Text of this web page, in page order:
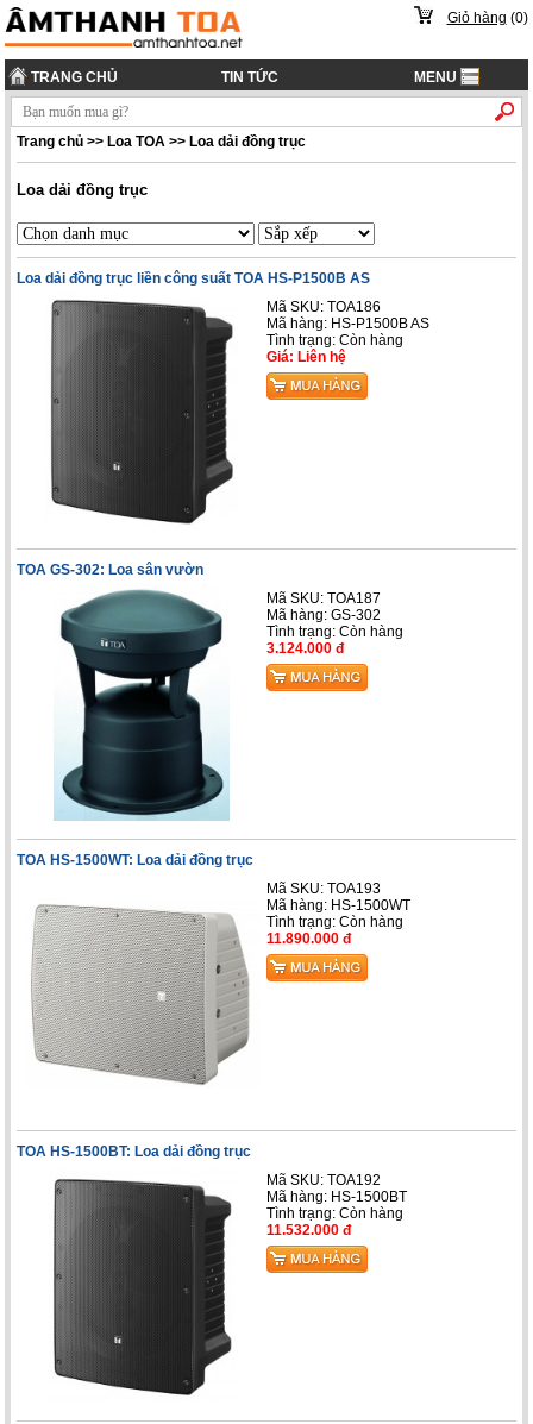
Giỏ hàng (0)
TRANG CHỦ TIN TỨC MENU
Trang chủ >> Loa TOA >> Loa dải đồng trục
Loa dải đồng trục
Loa dải đồng trục liền công suất TOA HS-P1500B AS
Mã SKU: TOA186
Mã hàng: HS-P1500B AS
Tình trạng: Còn hàng
Giá: Liên hệ
TOA GS-302: Loa sân vườn
Mã SKU: TOA187
Mã hàng: GS-302
Tình trạng: Còn hàng
3.124.000 đ
TOA HS-1500WT: Loa dải đồng trục
Mã SKU: TOA193
Mã hàng: HS-1500WT
Tình trạng: Còn hàng
11.890.000 đ
TOA HS-1500BT: Loa dải đồng trục
Mã SKU: TOA192
Mã hàng: HS-1500BT
Tình trạng: Còn hàng
11.532.000 đ